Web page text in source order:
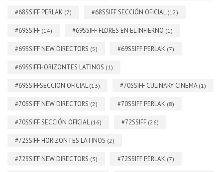
#68SSIFF PERLAK (7) #68SSIFF SECCIÓN OFICIAL(12)
#69SSIFF (14) #69SSIFF FLORES EN EL INFIERNO (1)
#69SSIFF NEW DIRECTORS (5) #69SSIFF PERLAK (7)
#69SSIFFHORIZONTES LATINOS (1)
#69SSIFFSECCION OFICIAL(13) #70SSIFF CULINARY CINEMA (1)
#70SSIFF NEW DIRECTORS (2) #70SSIFF PERLAK (8)
#70SSIFF SECCIÓN OFICIAL(16) #72SSIFF (26)
#72SSIFF HORIZONTES LATINOS (2)
#72SSIFF NEW DIRECTORS (3) #72SSIFF PERLAK (7)